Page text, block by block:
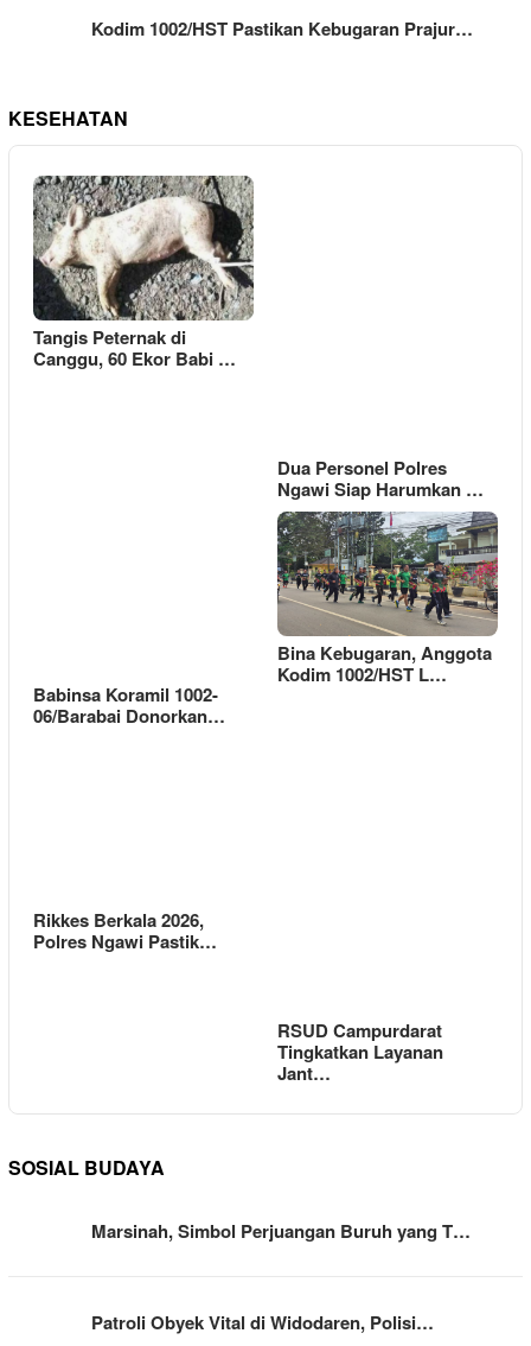
Kodim 1002/HST Pastikan Kebugaran Prajur…
KESEHATAN
Tangis Peternak di
Canggu, 60 Ekor Babi …
Dua Personel Polres
Ngawi Siap Harumkan …
Babinsa Koramil 1002-
06/Barabai Donorkan…
Bina Kebugaran, Anggota
Kodim 1002/HST L…
Rikkes Berkala 2026,
Polres Ngawi Pastik…
RSUD Campurdarat
Tingkatkan Layanan
Jant…
SOSIAL BUDAYA
Marsinah, Simbol Perjuangan Buruh yang T…
Patroli Obyek Vital di Widodaren, Polisi…